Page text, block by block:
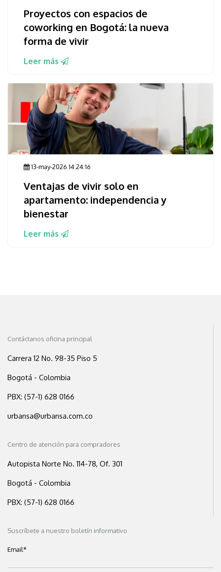
Proyectos con espacios de
coworking en Bogotá: la nueva
forma de vivir
Leer más
13-may-2026 14:24:16
Ventajas de vivir solo en
apartamento: independencia y
bienestar
Leer más
Contáctanos oficina principal
Carrera 12 No. 98-35 Piso 5
Bogotá - Colombia
PBX: (57-1) 628 0166
urbansa@urbansa.com.co
Centro de atención para compradores
Autopista Norte No. 114-78, Of. 301
Bogotá - Colombia
PBX: (57-1) 628 0166
Suscríbete a nuestro boletín informativo
Email*